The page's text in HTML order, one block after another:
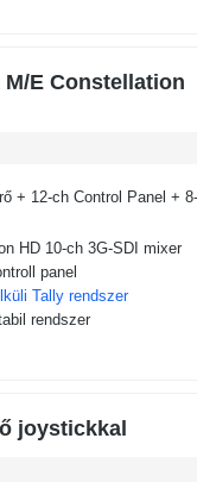
M/E Constellation
+ 12-ch Control Panel + 8-
HD 10-ch 3G-SDI mixer
panel
Tally rendszer
rendszer
joystickkal